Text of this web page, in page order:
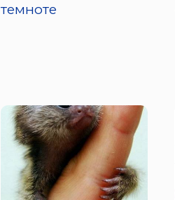
темноте